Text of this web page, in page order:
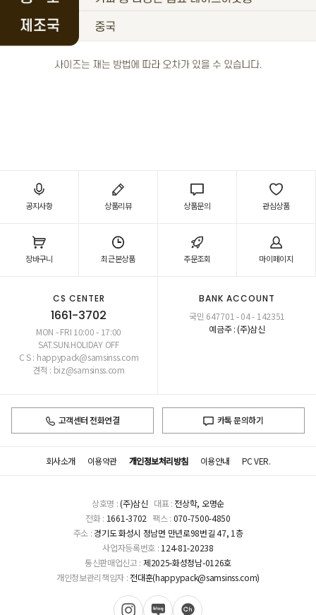
공지사항 상품리뷰 상품문의 관심상품
장바구니 최근본상품 주문조회 마이페이지
CS CENTER
1661-3702
MON - FRI 10:00 - 17:00
SAT.SUN.HOLIDAY OFF
C S : happypack@samsinss.com
견적 : biz@samsinss.com
BANK ACCOUNT
국민 647701 - 04 - 142351
예금주 : (주)삼신
고객센터 전화연결 카톡 문의하기
회사소개 이용약관 개인정보처리방침 이용안내 PC VER.
상호명 :(주)삼신 대표 : 전상학, 오명순
전화 : 1661-3702 팩스 : 070-7500-4850
주소 : 경기도 화성시 정남면 만년로98번길 47, 1층
사업자등록번호 : 124-81-20238
통신판매업신고 : 제2025-화성정남-0126호
개인정보관리책임자 : 전대훈(happypack@samsinss.com)